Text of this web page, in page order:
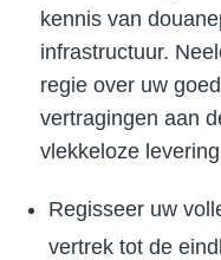
kennis van
infrastructuur.
regie over uw
vertragingen aan
vlekkeloze
Regisseer uw
vertrek tot de